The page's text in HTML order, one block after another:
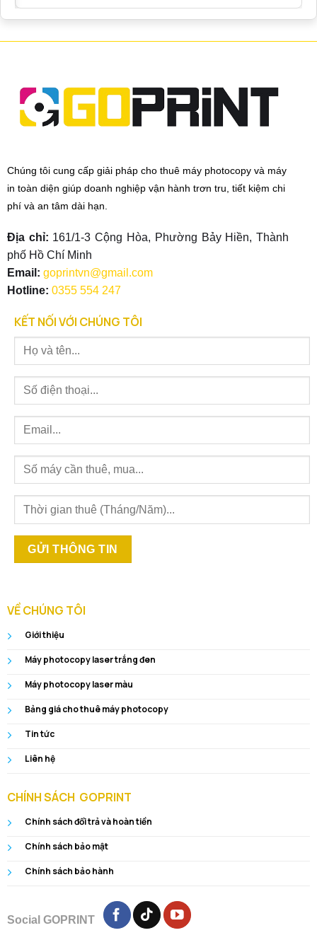
Chúng tôi cung cấp giải pháp cho thuê máy photocopy và máy
in toàn diện giúp doanh nghiệp vận hành trơn tru, tiết kiệm chi
phí và an tâm dài hạn.
Địa chỉ: 161/1-3 Cộng Hòa, Phường Bảy Hiền, Thành
phố Hồ Chí Minh
Email: goprintvn@gmail.com
Hotline: 0355 554 247
KẾT NỐI VỚI CHÚNG TÔI
VỀ CHÚNG TÔI
Giới thiệu
Máy photocopy laser trắng đen
Máy photocopy laser màu
Bảng giá cho thuê máy photocopy
Tin tức
Liên hệ
CHÍNH SÁCH GOPRINT
Chính sách đổi trả và hoàn tiền
Chính sách bảo mật
Chính sách bảo hành
Social GOPRINT